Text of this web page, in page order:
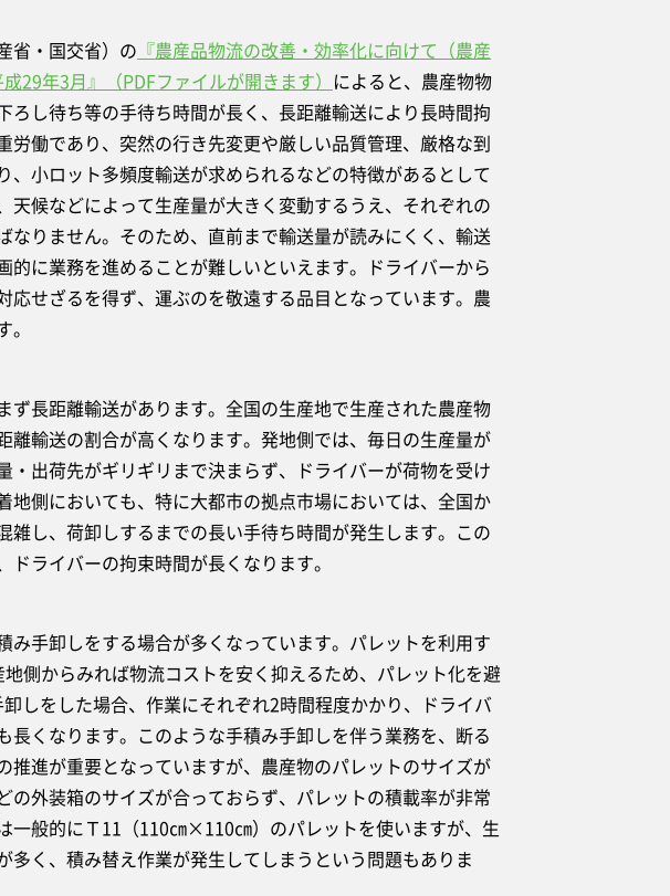
省・国交省）の 『農産品物流の改善・効率化に向けて（農産
29年3月』（PDFファイルが開きます） によると、農産物物
し待ち等の手待ち時間が長く、長距離輸送により長時間拘
働であり、突然の行き先変更や厳しい品質管理、厳格な到
小ロット多頻度輸送が求められるなどの特徴があるとして
候などによって生産量が大きく変動するうえ、それぞれの
りません。そのため、直前まで輸送量が読みにくく、輸送
に業務を進めることが難しいといえます。ドライバーから
せざるを得ず、運ぶのを敬遠する品目となっています。農
長距離輸送があります。全国の生産地で生産された農産物
輸送の割合が高くなります。発地側では、毎日の生産量が
出荷先がギリギリまで決まらず、ドライバーが荷物を受け
側においても、特に大都市の拠点市場においては、全国か
雑し、荷卸しするまでの長い手待ち時間が発生します。この
ライバーの拘束時間が長くなります。
手卸しをする場合が多くなっています。パレットを利用す
側からみれば物流コストを安く抑えるため、パレット化を避
しをした場合、作業にそれぞれ2時間程度かかり、ドライバ
くなります。このような手積み手卸しを伴う業務を、断る
推進が重要となっていますが、農産物のパレットのサイズが
外装箱のサイズが合っておらず、パレットの積載率が非常
一般的にＴ11（110㎝×110㎝）のパレットを使いますが、生
く、積み替え作業が発生してしまうという問題もありま